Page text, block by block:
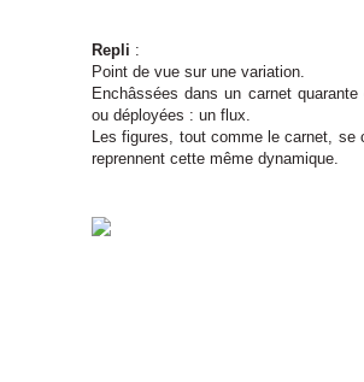
Repli :
Point de vue sur une variation.
Enchâssées dans un carnet
ou déployées : un flux.
Les figures, tout comme le carnet,
reprennent cette même dynamique.